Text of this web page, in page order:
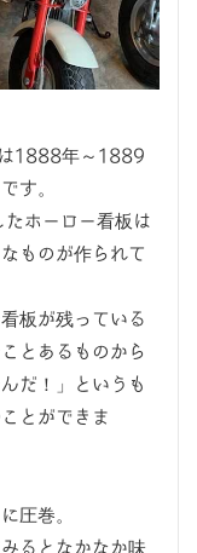
1888年～1889
す。
ホーロー看板は
ものが作られて
板が残っている
とあるものから
だ！」というも
とができま
圧巻。
るとなかなか味